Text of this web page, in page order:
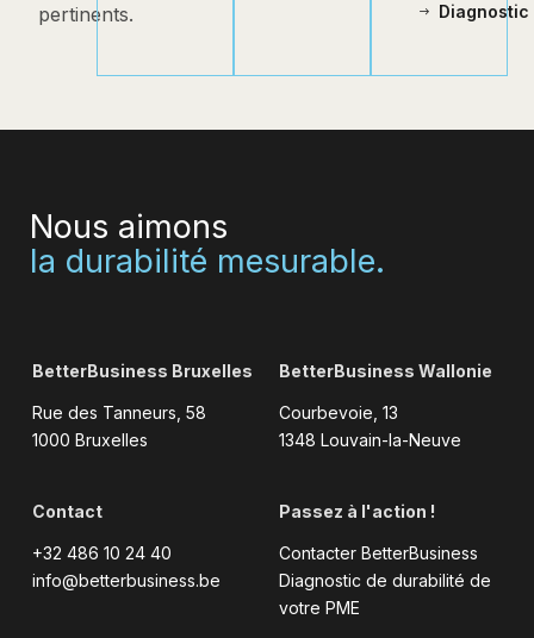
pertinents.
Nous aimons
la durabilité mesurable.
BetterBusiness Bruxelles
Rue des Tanneurs, 58
1000 Bruxelles
BetterBusiness Wallonie
Courbevoie, 13
1348 Louvain-la-Neuve
Contact
+32 486 10 24 40
info@betterbusiness.be
Passez à l'action !
Contacter BetterBusiness
Diagnostic de durabilité de
votre PME